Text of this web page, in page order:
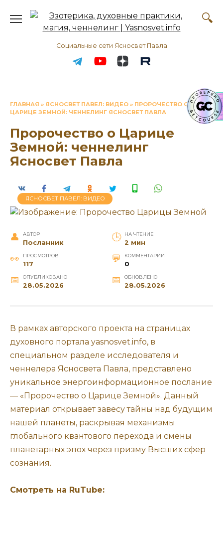
содержанию
Социальные сети Ясносвет Павла
ГЛАВНАЯ » ЯСНОСВЕТ ПАВЕЛ: ВИДЕО » ПРОРОЧЕСТВО О
ЦАРИЦЕ ЗЕМНОЙ: ЧЕННЕЛИНГ ЯСНОСВЕТ ПАВЛА
Пророчество о Царице
Земной: ченнелинг
Ясносвет Павла
ЯСНОСВЕТ ПАВЕЛ: ВИДЕО
АВТОР
Посланник
НА ЧТЕНИЕ
2 мин
ПРОСМОТРОВ
117
КОММЕНТАРИИ
0
ОПУБЛИКОВАНО
28.05.2026
ОБНОВЛЕНО
28.05.2026
В рамках авторского проекта на страницах
духовного портала yasnosvet.info, в
специальном разделе исследователя и
ченнелера Ясносвета Павла, представлено
уникальное энергоинформационное послание
— «Пророчество о Царице Земной». Данный
материал открывает завесу тайны над будущим
нашей планеты, раскрывая механизмы
глобального квантового перехода и смены
планетарных эпох через призму Высших сфер
сознания.
Смотреть на RuTube: